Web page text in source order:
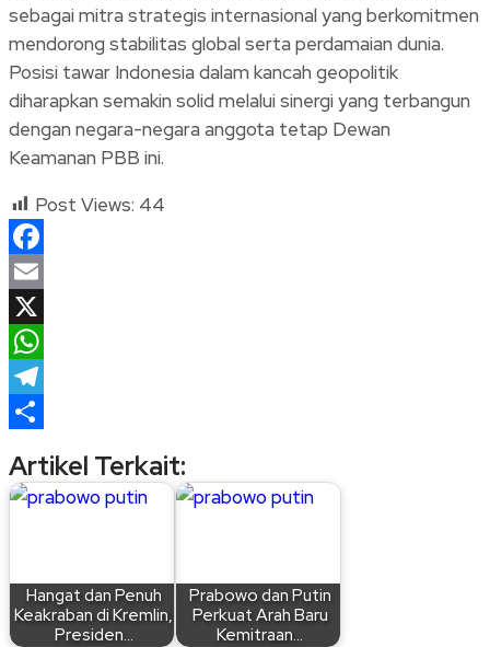
sebagai mitra strategis internasional yang berkomitmen
mendorong stabilitas global serta perdamaian dunia.
Posisi tawar Indonesia dalam kancah geopolitik
diharapkan semakin solid melalui sinergi yang terbangun
dengan negara-negara anggota tetap Dewan
Keamanan PBB ini.
Post Views: 44
Facebook
Email
X
WhatsApp
Telegram
Artikel Terkait:
Hangat dan Penuh
Keakraban di Kremlin,
Presiden…
Prabowo dan Putin
Perkuat Arah Baru
Kemitraan…